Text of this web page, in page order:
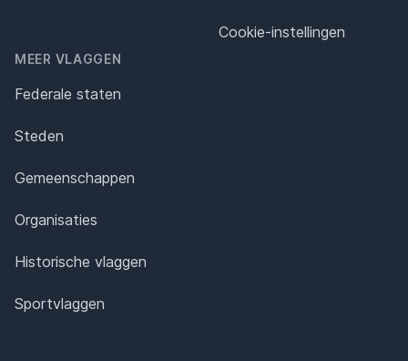
MEER VLAGGEN
Federale staten
Steden
Gemeenschappen
Organisaties
Historische vlaggen
Sportvlaggen
Cookie-instellingen